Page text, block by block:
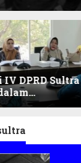
DPRD Sultra
KUA-PPAS